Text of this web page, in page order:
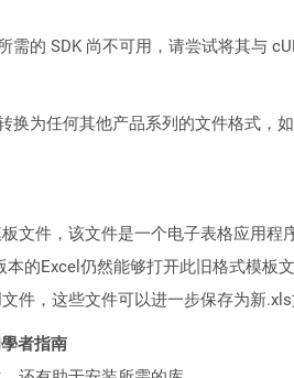
的 SDK 尚不可用，请尝试将其与
为任何其他产品系列的文件格式，如
文件，该文件是一个电子表格应用
的Excel仍然能够打开此旧格式模
件，这些文件可以进一步保存为新.xls
者指南